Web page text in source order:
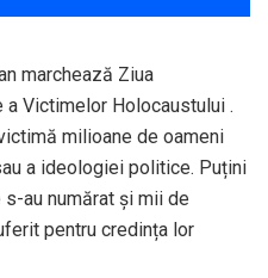
marchează Ziua
a Victimelor Holocaustului .
milioane de oameni
a ideologiei politice. Puțini
au numărat și mii de
pentru credința lor